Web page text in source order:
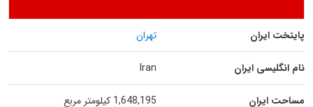
پایتخت ایران تهران
نام انگلیسی ایران Iran
مساحت ایران 1,648,195 کیلومتر مربع